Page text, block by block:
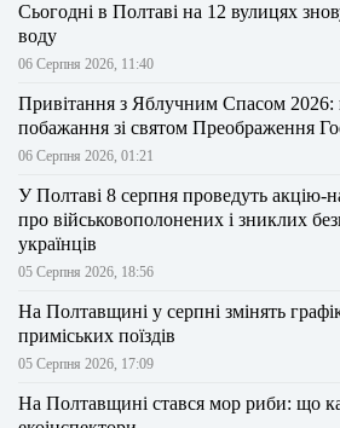
Сьогодні в Полтаві на 12 вулицях
воду
06 Серпня 2026, 11:40
Привітання з Яблучним Спасом 2026:
побажання зі святом Преображення
06 Серпня 2026, 01:21
У Полтаві 8 серпня проведуть акцію-
про військовополонених і зниклих
українців
05 Серпня 2026, 18:56
На Полтавщині у серпні змінять
приміських поїздів
05 Серпня 2026, 17:09
На Полтавщині стався мор риби: що